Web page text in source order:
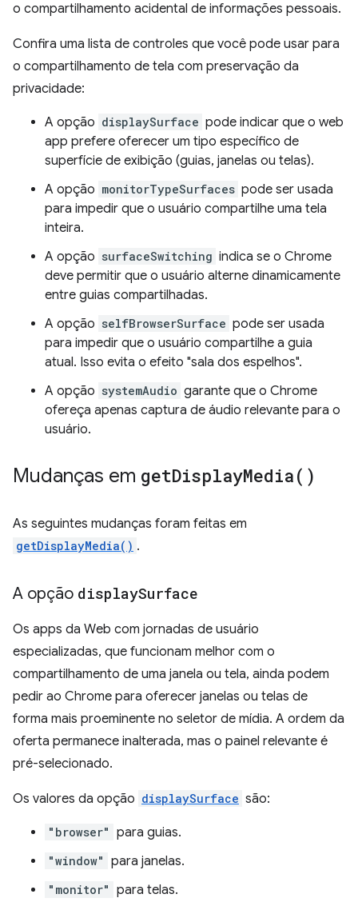
o compartilhamento acidental de informações pessoais.
Confira uma lista de controles que você pode usar para
o compartilhamento de tela com preservação da
privacidade:
A opção displaySurface pode indicar que o web
app prefere oferecer um tipo específico de
superfície de exibição (guias, janelas ou telas).
A opção monitorTypeSurfaces pode ser usada
para impedir que o usuário compartilhe uma tela
inteira.
A opção surfaceSwitching indica se o Chrome
deve permitir que o usuário alterne dinamicamente
entre guias compartilhadas.
A opção selfBrowserSurface pode ser usada
para impedir que o usuário compartilhe a guia
atual. Isso evita o efeito "sala dos espelhos".
A opção systemAudio garante que o Chrome
ofereça apenas captura de áudio relevante para o
usuário.
Mudanças em getDisplayMedia( )
As seguintes mudanças foram feitas em
getDisplayMedia() .
A opção displaySurface
Os apps da Web com jornadas de usuário
especializadas, que funcionam melhor com o
compartilhamento de uma janela ou tela, ainda podem
pedir ao Chrome para oferecer janelas ou telas de
forma mais proeminente no seletor de mídia. A ordem da
oferta permanece inalterada, mas o painel relevante é
pré-selecionado.
Os valores da opção displaySurface são:
"browser" para guias.
"window" para janelas.
"monitor" para telas.